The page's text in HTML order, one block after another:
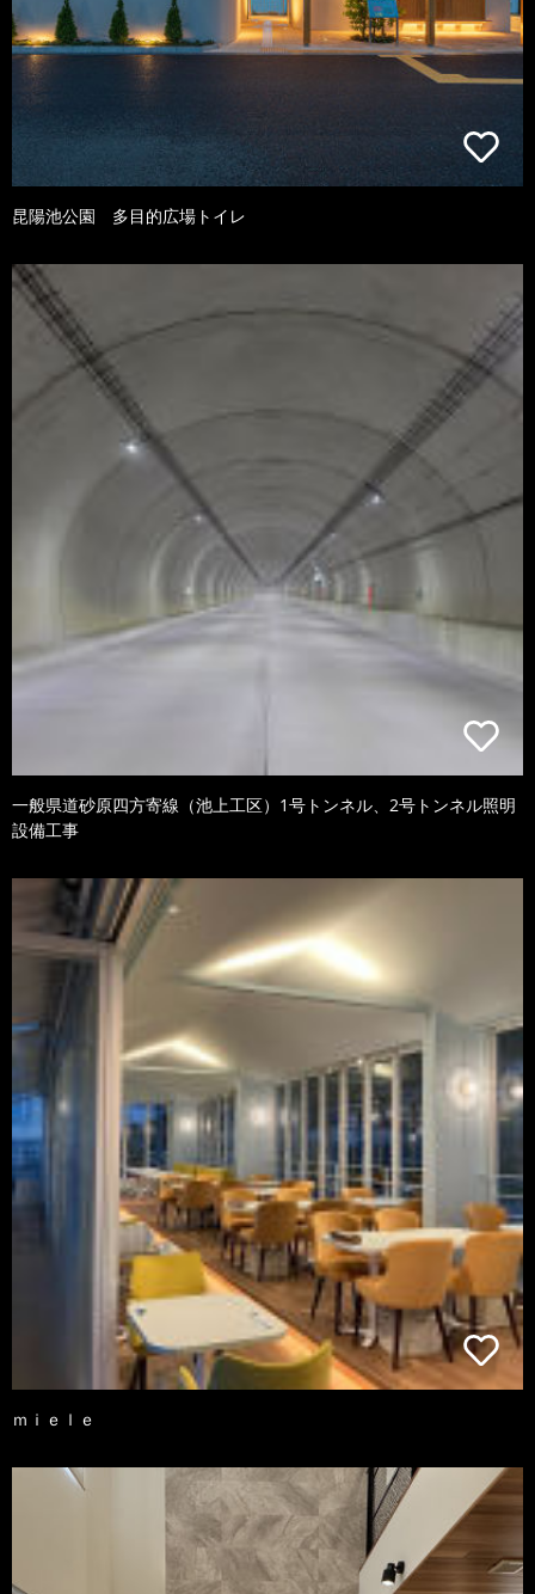
昆陽池公園 多目的広場トイレ
一般県道砂原四方寄線（池上工区）1号トンネル、2号トンネル照明
設備工事
ｍｉｅｌｅ